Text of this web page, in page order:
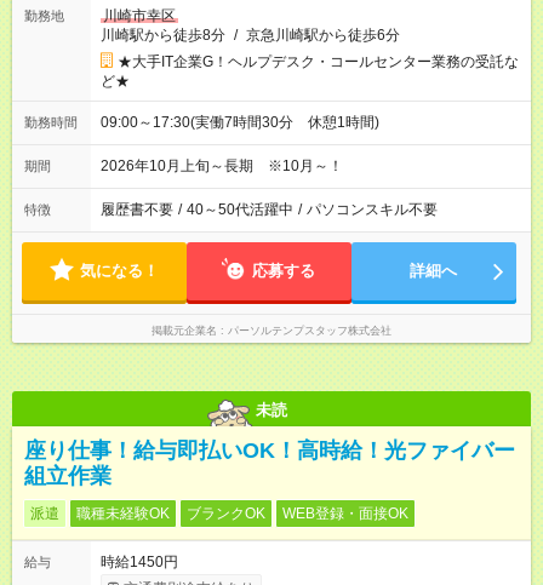
勤務地
川崎市幸区
川崎駅から徒歩8分 / 京急川崎駅から徒歩6分
★大手IT企業G！ヘルプデスク・コールセンター業務の受託な
ど★
勤務時間 09:00～17:30(実働7時間30分 休憩1時間)
期間 2026年10月上旬～長期 ※10月～！
特徴 履歴書不要 / 40～50代活躍中 / パソコンスキル不要
気になる！ 応募する 詳細へ
掲載元企業名 パーソルテンプスタッフ株式会社
未読
座り仕事！給与即払いOK！高時給！光ファイバー
組立作業
派遣 職種未経験OK ブランクOK WEB登録・面接OK
給与
時給1450円